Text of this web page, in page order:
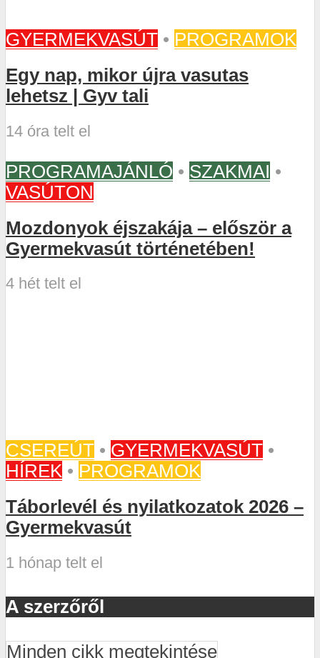
GYERMEKVASÚT • PROGRAMOK
Egy nap, mikor újra vasutas
lehetsz | Gyv tali
14 óra telt el
PROGRAMAJÁNLÓ • SZAKMAI •
VASÚTON
Mozdonyok éjszakája – először a
Gyermekvasút történetében!
4 hét telt el
CSEREÚT • GYERMEKVASÚT •
HÍREK • PROGRAMOK
Táborlevél és nyilatkozatok 2026 –
Gyermekvasút
1 hónap telt el
A szerzőről
Minden cikk megtekintése